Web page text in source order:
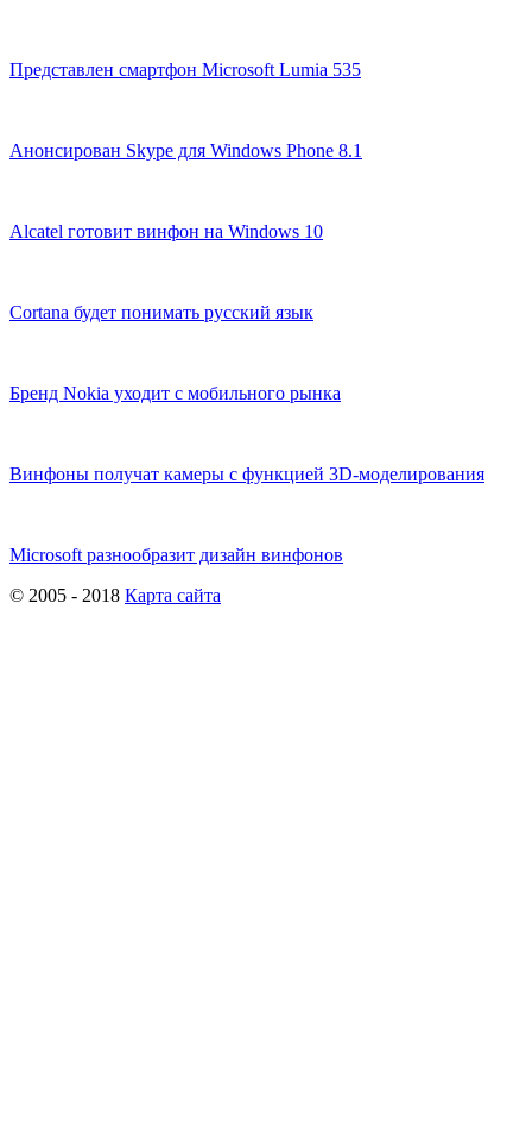
Представлен смартфон Microsoft Lumia 535
Анонсирован Skype для Windows Phone 8.1
Alcatel готовит винфон на Windows 10
Cortana будет понимать русский язык
Бренд Nokia уходит с мобильного рынка
Винфоны получат камеры с функцией 3D-моделирования
Microsoft разнообразит дизайн винфонов
© 2005 - 2018 Карта сайта